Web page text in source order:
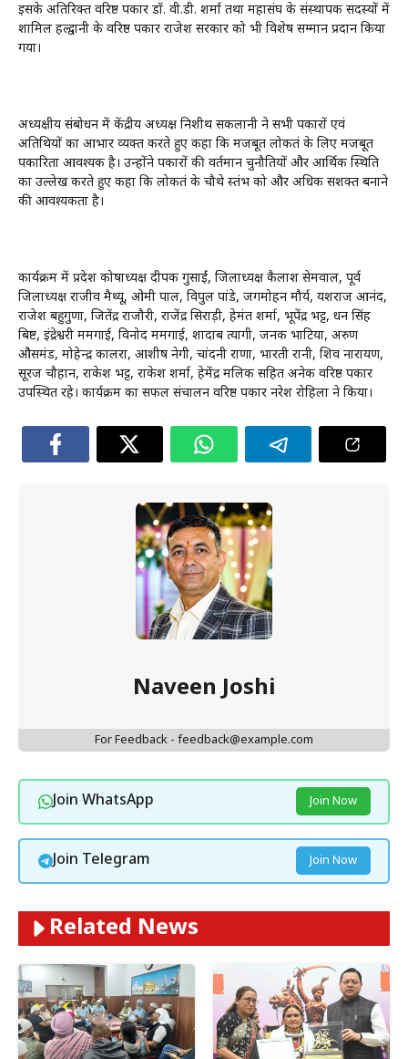
इसके अतिरिक्त वरिष्ठ पत्रकार डॉ. वी.डी. शर्मा तथा महासंघ के संस्थापक सदस्यों में
शामिल हल्द्वानी के वरिष्ठ पत्रकार राजेश सरकार को भी विशेष सम्मान प्रदान किया
गया।
अध्यक्षीय संबोधन में केंद्रीय अध्यक्ष निशीथ सकलानी ने सभी पत्रकारों एवं
अतिथियों का आभार व्यक्त करते हुए कहा कि मजबूत लोकतंत्र के लिए मजबूत
पत्रकारिता आवश्यक है। उन्होंने पत्रकारों की वर्तमान चुनौतियों और आर्थिक स्थिति
का उल्लेख करते हुए कहा कि लोकतंत्र के चौथे स्तंभ को और अधिक सशक्त बनाने
की आवश्यकता है।
कार्यक्रम में प्रदेश कोषाध्यक्ष दीपक गुसाईं, जिलाध्यक्ष कैलाश सेमवाल, पूर्व
जिलाध्यक्ष राजीव मैथ्यू, ओमी पाल, विपुल पांडे, जगमोहन मौर्य, यशराज आनंद,
राजेश बहुगुणा, जितेंद्र राजौरी, राजेंद्र सिराड़ी, हेमंत शर्मा, भूपेंद्र भट्ट, धन सिंह
बिष्ट, इंद्रेश्वरी ममगाई, विनोद ममगाई, शादाब त्यागी, जनक भाटिया, अरुण
औसमंड, मोहेन्द्र कालरा, आशीष नेगी, चांदनी राणा, भारती रानी, शिव नारायण,
सूरज चौहान, राकेश भट्ट, राकेश शर्मा, हेमेंद्र मलिक सहित अनेक वरिष्ठ पत्रकार
उपस्थित रहे। कार्यक्रम का सफल संचालन वरिष्ठ पत्रकार नरेश रोहिला ने किया।
Naveen Joshi
For Feedback - feedback@example.com
Join WhatsApp Join Now
Join Telegram Join Now
Related News